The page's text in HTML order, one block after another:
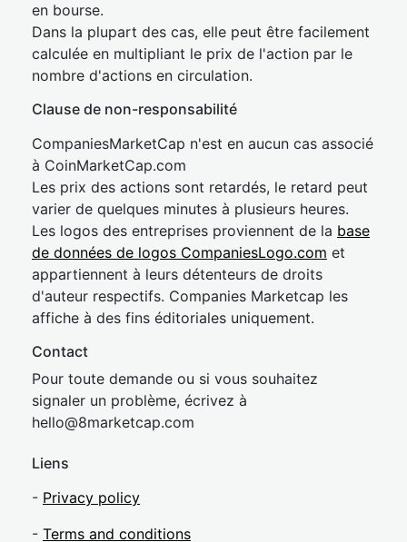
en bourse.
Dans la plupart des cas, elle peut être facilement
calculée en multipliant le prix de l'action par le
nombre d'actions en circulation.
Clause de non-responsabilité
CompaniesMarketCap n'est en aucun cas associé
à CoinMarketCap.com
Les prix des actions sont retardés, le retard peut
varier de quelques minutes à plusieurs heures.
Les logos des entreprises proviennent de la base
de données de logos CompaniesLogo.com et
appartiennent à leurs détenteurs de droits
d'auteur respectifs. Companies Marketcap les
affiche à des fins éditoriales uniquement.
Contact
Pour toute demande ou si vous souhaitez
signaler un problème, écrivez à
hello@8marketcap.com
Liens
- Privacy policy
- Terms and conditions